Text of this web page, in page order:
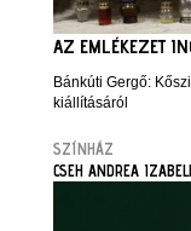
AZ EMLÉKEZET
Bánkúti Gergő:
kiállításáról
SZÍNHÁZ
CSEH ANDREA